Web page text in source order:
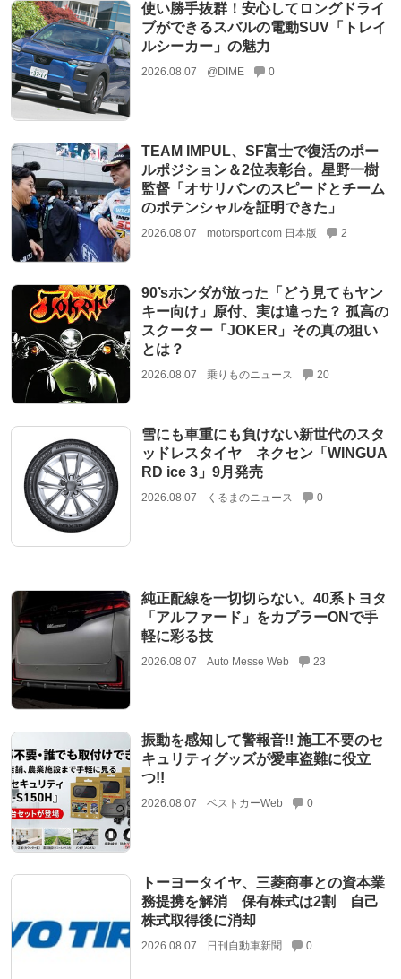
使い勝手抜群！安心してロングドライ
ブができるスバルの電動SUV「トレイ
ルシーカー」の魅力
2026.08.07 @DIME 0
TEAM IMPUL、SF富士で復活のポー
ルポジション＆2位表彰台。星野一樹
監督「オサリバンのスピードとチーム
のポテンシャルを証明できた」
2026.08.07 motorsport.com 日本版 2
90’sホンダが放った「どう見てもヤン
キー向け」原付、実は違った？ 孤高の
スクーター「JOKER」その真の狙い
とは？
2026.08.07 乗りものニュース 20
雪にも車重にも負けない新世代のスタ
ッドレスタイヤ ネクセン「WINGUA
RD ice 3」9月発売
2026.08.07 くるまのニュース 0
純正配線を一切切らない。40系トヨタ
「アルファード」をカプラーONで手
軽に彩る技
2026.08.07 Auto Messe Web 23
振動を感知して警報音!! 施工不要のセ
キュリティグッズが愛車盗難に役立
つ!!
2026.08.07 ベストカーWeb 0
トーヨータイヤ、三菱商事との資本業
務提携を解消 保有株式は2割 自己
株式取得後に消却
2026.08.07 日刊自動車新聞 0